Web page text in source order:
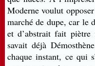
Moderne voulut
marché de dupe, car le
et d’abstrait fait
savait déjà
chaque instant, ce qui